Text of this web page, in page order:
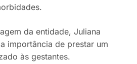
da entidade, Juliana
importância de prestar um
às gestantes.